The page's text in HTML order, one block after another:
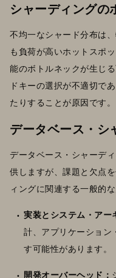
シャーディングの
不均一なシャード分布は
も負荷が高いホットスポ
能のボトルネックが生じ
ドキーの選択が不適切で
たりすることが原因です。
データベース・シ
データベース・シャーデ
供しますが、課題と欠点
ィングに関連する一般的
実装とシステム・アー
計、アプリケーション
す可能性があります。
開発オーバーヘッド：